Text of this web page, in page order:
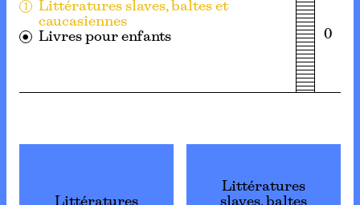
1
Littératures slaves, baltes et
caucasiennes
⏺ Livres pour enfants 0
Littératures